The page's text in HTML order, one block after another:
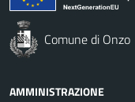
Comune di Onzo
AMMINISTRAZIONE